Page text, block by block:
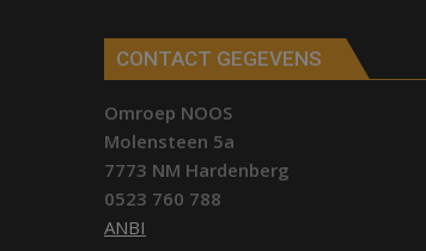
CONTACT GEGEVENS
Omroep NOOS
Molensteen 5a
7773 NM Hardenberg
0523 760 788
ANBI